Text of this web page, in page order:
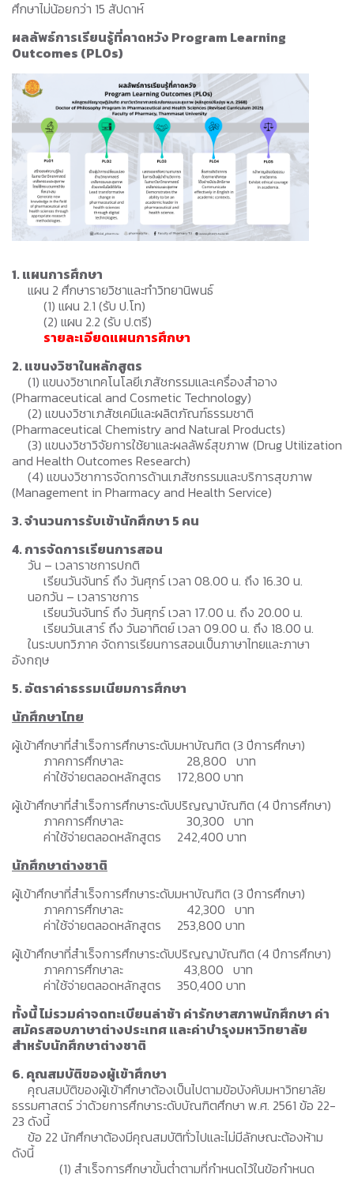
ศึกษาไม่น้อยกว่า 15 สัปดาห์
ผลลัพธ์การเรียนรู้ที่คาดหวัง Program Learning
Outcomes (PLOs)
1. แผนการศึกษา
แผน 2 ศึกษารายวิชาและทำวิทยานิพนธ์
(1) แผน 2.1 (รับ ป.โท)
(2) แผน 2.2 (รับ ป.ตรี)
รายละเอียดแผนการศึกษา
2. แขนงวิชาในหลักสูตร
(1) แขนงวิชาเทคโนโลยีเภสัชกรรมและเครื่องสำอาง
(Pharmaceutical and Cosmetic Technology)
(2) แขนงวิชาเภสัชเคมีและผลิตภัณฑ์ธรรมชาติ
(Pharmaceutical Chemistry and Natural Products)
(3) แขนงวิชาวิจัยการใช้ยาและผลลัพธ์สุขภาพ (Drug Utilization
and Health Outcomes Research)
(4) แขนงวิชาการจัดการด้านเภสัชกรรมและบริการสุขภาพ
(Management in Pharmacy and Health Service)
3. จำนวนการรับเข้านักศึกษา 5 คน
4. การจัดการเรียนการสอน
วัน – เวลาราชการปกติ
เรียนวันจันทร์ ถึง วันศุกร์ เวลา 08.00 น. ถึง 16.30 น.
นอกวัน – เวลาราชการ
เรียนวันจันทร์ ถึง วันศุกร์ เวลา 17.00 น. ถึง 20.00 น.
เรียนวันเสาร์ ถึง วันอาทิตย์ เวลา 09.00 น. ถึง 18.00 น.
ในระบบทวิภาค จัดการเรียนการสอนเป็นภาษาไทยและภาษา
อังกฤษ
5. อัตราค่าธรรมเนียมการศึกษา
นักศึกษาไทย
ผู้เข้าศึกษาที่สําเร็จการศึกษาระดับมหาบัณฑิต (3 ปีการศึกษา)
ภาคการศึกษาละ 28,800 บาท
ค่าใช้จ่ายตลอดหลักสูตร 172,800 บาท
ผู้เข้าศึกษาที่สําเร็จการศึกษาระดับปริญญาบัณฑิต (4 ปีการศึกษา)
ภาคการศึกษาละ 30,300 บาท
ค่าใช้จ่ายตลอดหลักสูตร 242,400 บาท
นักศึกษาต่างชาติ
ผู้เข้าศึกษาที่สําเร็จการศึกษาระดับมหาบัณฑิต (3 ปีการศึกษา)
ภาคการศึกษาละ 42,300 บาท
ค่าใช้จ่ายตลอดหลักสูตร 253,800 บาท
ผู้เข้าศึกษาที่สําเร็จการศึกษาระดับปริญญาบัณฑิต (4 ปีการศึกษา)
ภาคการศึกษาละ 43,800 บาท
ค่าใช้จ่ายตลอดหลักสูตร 350,400 บาท
ทั้งนี้ ไม่รวมค่าจดทะเบียนล่าช้า ค่ารักษาสภาพนักศึกษา ค่า
สมัครสอบภาษาต่างประเทศ และค่าบำรุงมหาวิทยาลัย
สำหรับนักศึกษาต่างชาติ
6. คุณสมบัติของผู้เข้าศึกษา
คุณสมบัติของผู้เข้าศึกษาต้องเป็นไปตามข้อบังคับมหาวิทยาลัย
ธรรมศาสตร์ ว่าด้วยการศึกษาระดับบัณฑิตศึกษา พ.ศ. 2561 ข้อ 22-
23 ดังนี้
ข้อ 22 นักศึกษาต้องมีคุณสมบัติทั่วไปและไม่มีลักษณะต้องห้าม
ดังนี้
(1) สำเร็จการศึกษาขั้นต่ำตามที่กำหนดไว้ในข้อกำหนด